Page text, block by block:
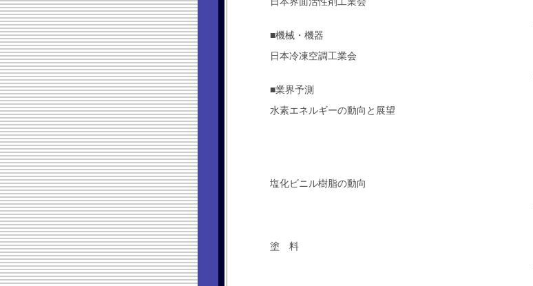
■機械・機器
日本冷凍空調工業会
■業界予測
水素エネルギーの動向と展望
塩化ビニル樹脂の動向
塗 料